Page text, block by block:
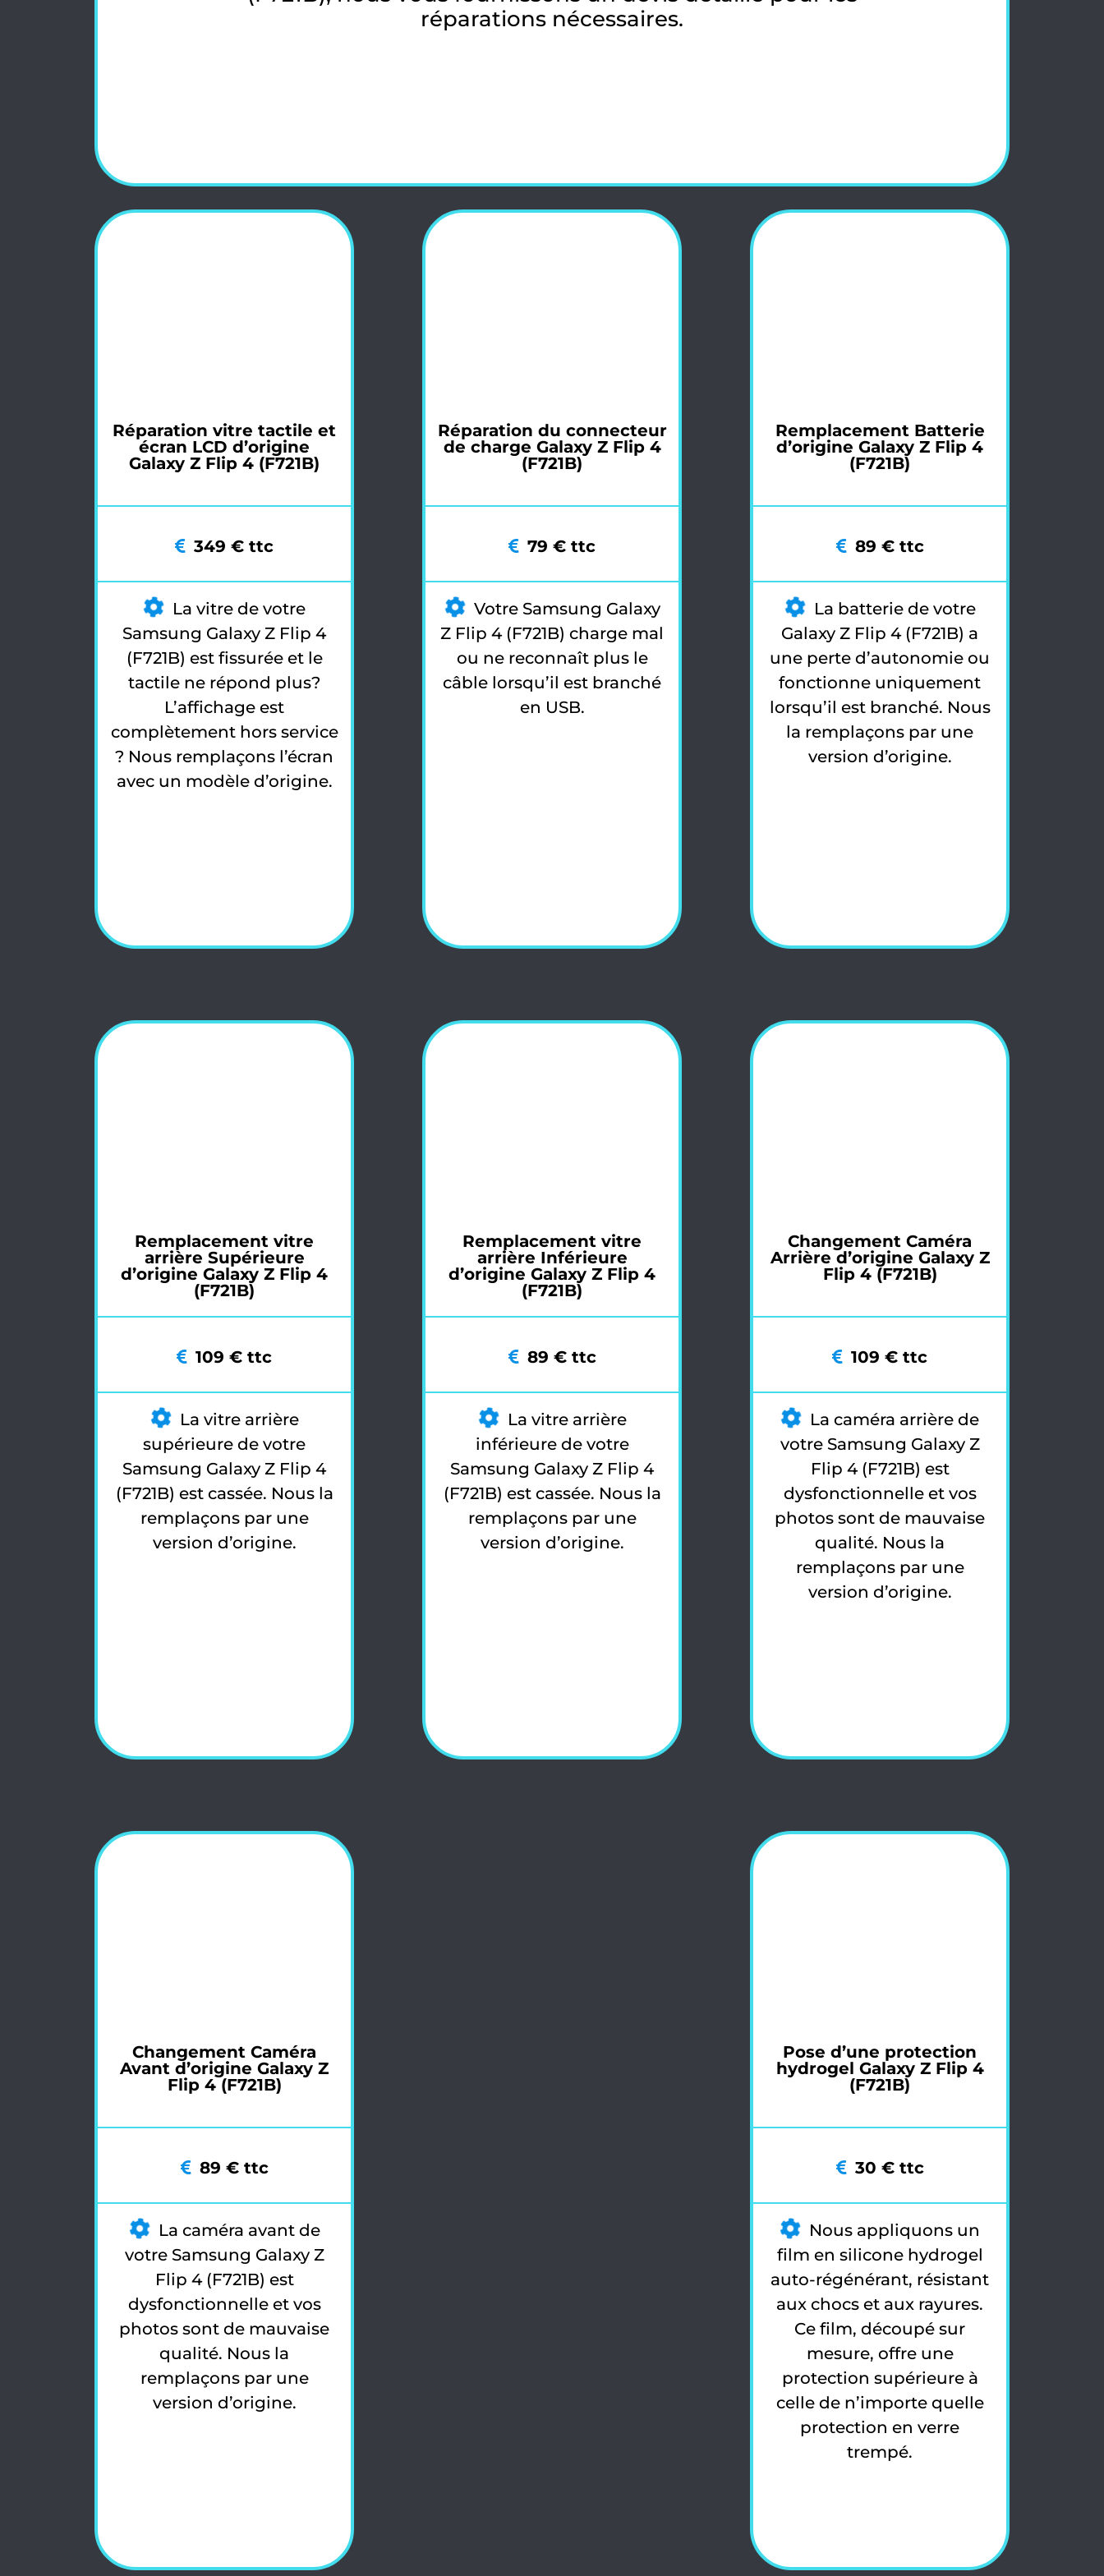
réparations nécessaires.
Réparation vitre tactile et
écran LCD d’origine
Galaxy Z Flip 4 (F721B)
349 € ttc
La vitre de votre
Samsung Galaxy Z Flip 4
(F721B) est fissurée et le
tactile ne répond plus?
L’affichage est
complètement hors service
? Nous remplaçons l’écran
avec un modèle d’origine.
Réparation du connecteur
de charge Galaxy Z Flip 4
(F721B)
79 € ttc
Votre Samsung Galaxy
Z Flip 4 (F721B) charge mal
ou ne reconnaît plus le
câble lorsqu’il est branché
en USB.
Remplacement Batterie
d’origine Galaxy Z Flip 4
(F721B)
89 € ttc
La batterie de votre
Galaxy Z Flip 4 (F721B) a
une perte d’autonomie ou
fonctionne uniquement
lorsqu’il est branché. Nous
la remplaçons par une
version d’origine.
Remplacement vitre
arrière Supérieure
d’origine Galaxy Z Flip 4
(F721B)
109 € ttc
La vitre arrière
supérieure de votre
Samsung Galaxy Z Flip 4
(F721B) est cassée. Nous la
remplaçons par une
version d’origine.
Remplacement vitre
arrière Inférieure
d’origine Galaxy Z Flip 4
(F721B)
89 € ttc
La vitre arrière
inférieure de votre
Samsung Galaxy Z Flip 4
(F721B) est cassée. Nous la
remplaçons par une
version d’origine.
Changement Caméra
Arrière d’origine Galaxy Z
Flip 4 (F721B)
109 € ttc
La caméra arrière de
votre Samsung Galaxy Z
Flip 4 (F721B) est
dysfonctionnelle et vos
photos sont de mauvaise
qualité. Nous la
remplaçons par une
version d’origine.
Changement Caméra
Avant d’origine Galaxy Z
Flip 4 (F721B)
89 € ttc
La caméra avant de
votre Samsung Galaxy Z
Flip 4 (F721B) est
dysfonctionnelle et vos
photos sont de mauvaise
qualité. Nous la
remplaçons par une
version d’origine.
Pose d’une protection
hydrogel Galaxy Z Flip 4
(F721B)
30 € ttc
Nous appliquons un
film en silicone hydrogel
auto-régénérant, résistant
aux chocs et aux rayures.
Ce film, découpé sur
mesure, offre une
protection supérieure à
celle de n’importe quelle
protection en verre
trempé.